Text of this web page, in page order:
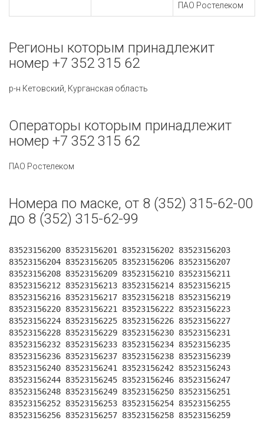
ПАО Ростелеком
Регионы которым принадлежит
номер +7 352 315 62
р-н Кетовский, Курганская область
Операторы которым принадлежит
номер +7 352 315 62
ПАО Ростелеком
Номера по маске, от 8 (352) 315-62-00
до 8 (352) 315-62-99
83523156200 83523156201 83523156202 83523156203
83523156204 83523156205 83523156206 83523156207
83523156208 83523156209 83523156210 83523156211
83523156212 83523156213 83523156214 83523156215
83523156216 83523156217 83523156218 83523156219
83523156220 83523156221 83523156222 83523156223
83523156224 83523156225 83523156226 83523156227
83523156228 83523156229 83523156230 83523156231
83523156232 83523156233 83523156234 83523156235
83523156236 83523156237 83523156238 83523156239
83523156240 83523156241 83523156242 83523156243
83523156244 83523156245 83523156246 83523156247
83523156248 83523156249 83523156250 83523156251
83523156252 83523156253 83523156254 83523156255
83523156256 83523156257 83523156258 83523156259